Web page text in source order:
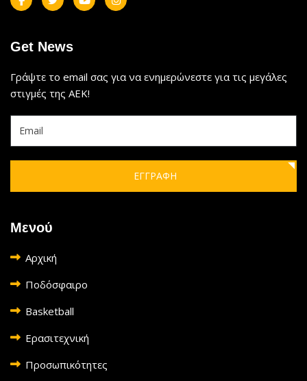
Get News
Γράψτε το email σας για να ενημερώνεστε για τις μεγάλες
στιγμές της ΑΕΚ!
ΕΓΓΡΑΦΗ
Μενού
Αρχική
Ποδόσφαιρο
Basketball
Ερασιτεχνική
Προσωπικότητες